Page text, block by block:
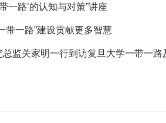
一路’的认知与对策”讲座
带一路”建设贡献更多智慧
监关家明一行到访复旦大学一带一